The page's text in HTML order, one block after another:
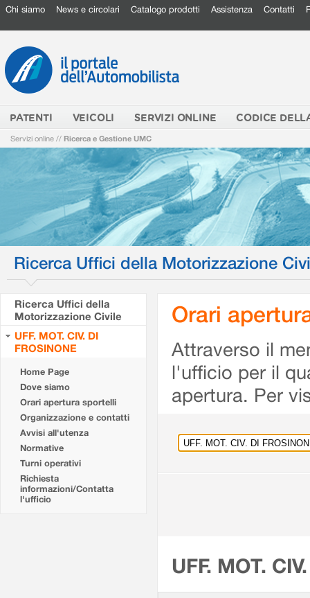
Chi siamo News e circolari Catalogo prodotti Assistenza Contatti
PATENTI VEICOLI SERVIZI ONLINE CODICE
Servizi online // Ricerca e Gestione UMC
Ricerca Uffici della Motorizzazione
Ricerca Uffici della
Motorizzazione Civile
UFF. MOT. CIV. DI
FROSINONE
Home Page
Dove siamo
Orari apertura sportelli
Organizzazione e contatti
Avvisi all'utenza
Normative
Turni operativi
Richiesta
informazioni/Contatta
l'ufficio
Orari
Attraverso il
l'ufficio per il
apertura. Per
UFF. MOT.